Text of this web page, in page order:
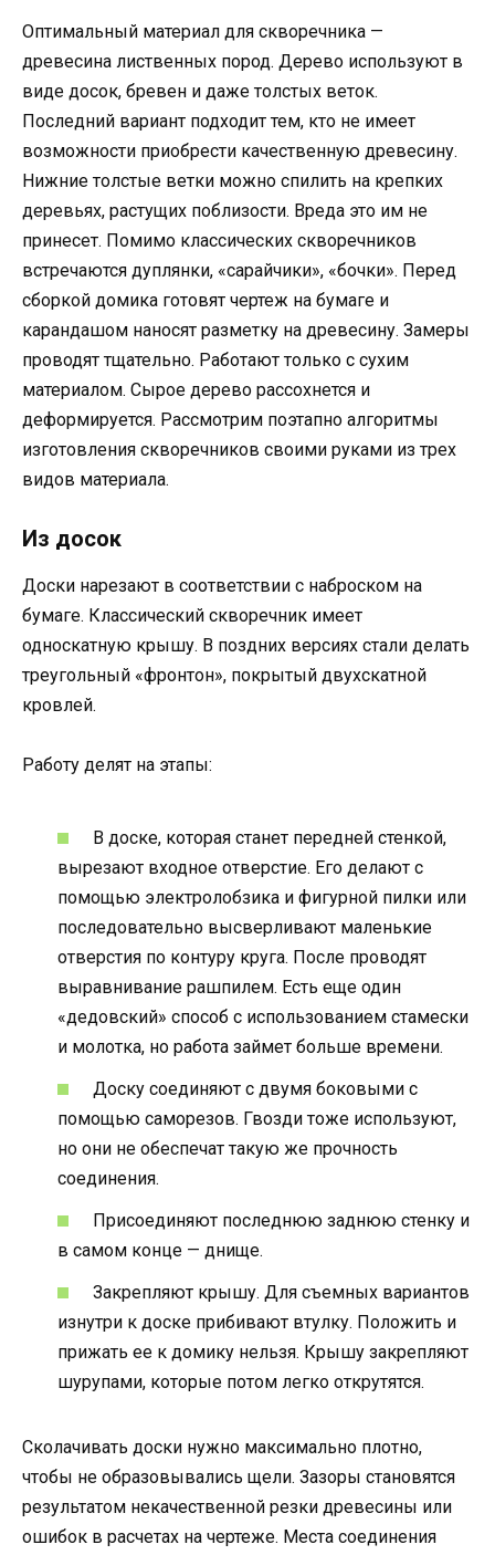
Оптимальный материал для скворечника —
древесина лиственных пород. Дерево используют в
виде досок, бревен и даже толстых веток.
Последний вариант подходит тем, кто не имеет
возможности приобрести качественную древесину.
Нижние толстые ветки можно спилить на крепких
деревьях, растущих поблизости. Вреда это им не
принесет. Помимо классических скворечников
встречаются дуплянки, «сарайчики», «бочки». Перед
сборкой домика готовят чертеж на бумаге и
карандашом наносят разметку на древесину. Замеры
проводят тщательно. Работают только с сухим
материалом. Сырое дерево рассохнется и
деформируется. Рассмотрим поэтапно алгоритмы
изготовления скворечников своими руками из трех
видов материала.
Из досок
Доски нарезают в соответствии с наброском на
бумаге. Классический скворечник имеет
односкатную крышу. В поздних версиях стали делать
треугольный «фронтон», покрытый двухскатной
кровлей.
Работу делят на этапы:
В доске, которая станет передней стенкой,
вырезают входное отверстие. Его делают с
помощью электролобзика и фигурной пилки или
последовательно высверливают маленькие
отверстия по контуру круга. После проводят
выравнивание рашпилем. Есть еще один
«дедовский» способ с использованием стамески
и молотка, но работа займет больше времени.
Доску соединяют с двумя боковыми с
помощью саморезов. Гвозди тоже используют,
но они не обеспечат такую же прочность
соединения.
Присоединяют последнюю заднюю стенку и
в самом конце — днище.
Закрепляют крышу. Для съемных вариантов
изнутри к доске прибивают втулку. Положить и
прижать ее к домику нельзя. Крышу закрепляют
шурупами, которые потом легко открутятся.
Сколачивать доски нужно максимально плотно,
чтобы не образовывались щели. Зазоры становятся
результатом некачественной резки древесины или
ошибок в расчетах на чертеже. Места соединения